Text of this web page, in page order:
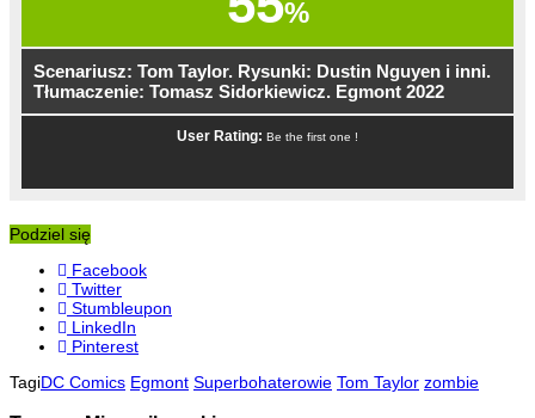
%
Scenariusz: Tom Taylor. Rysunki: Dustin Nguyen i inni.
Tłumaczenie: Tomasz Sidorkiewicz. Egmont 2022
User Rating: Be the first one !
Podziel się
Facebook
Twitter
Stumbleupon
LinkedIn
Pinterest
TagiDC Comics Egmont Superbohaterowie Tom Taylor zombie